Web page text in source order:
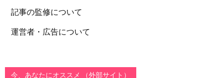
記事の監修について
運営者・広告について
今、あなたにオススメ （外部サイト）